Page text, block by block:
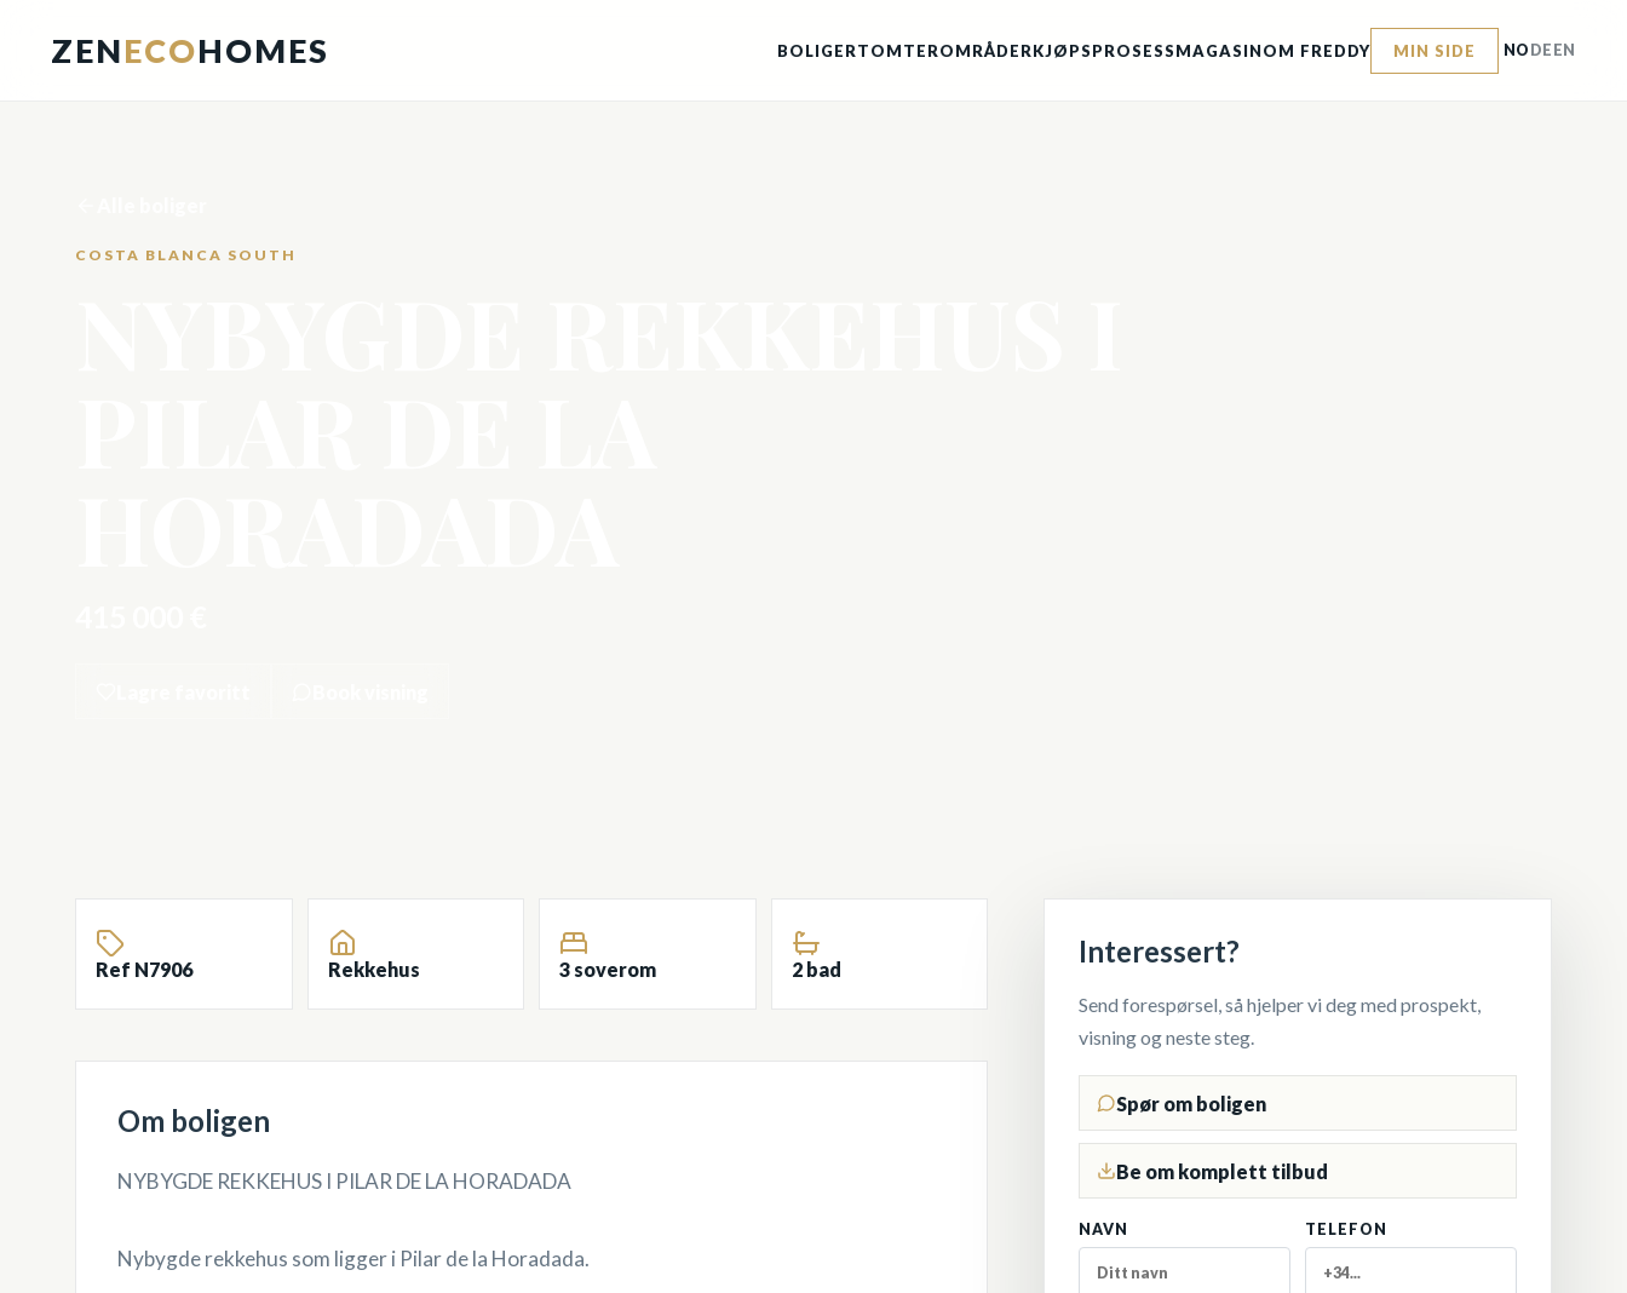
ZENECOHOMES BOLIGERTOMTEROMRÅDERKJØPSPROSESSMAGASINOM FREDDY MIN SIDE NO DE EN
COSTA BLANCA SOUTH
Ref N7906 Rekkehus 3 soverom 2 bad
Om boligen
NYBYGDE REKKEHUS I PILAR DE LA HORADADA
Nybygde rekkehus som ligger i Pilar de la Horadada.
Interessert?
Send forespørsel, så hjelper vi deg med prospekt,
visning og neste steg.
Spør om boligen
Be om komplett tilbud
NAVN TELEFON